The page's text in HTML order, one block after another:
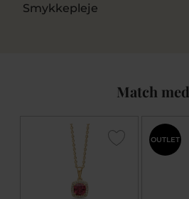
Smykkepleje
Match med
OUTLET